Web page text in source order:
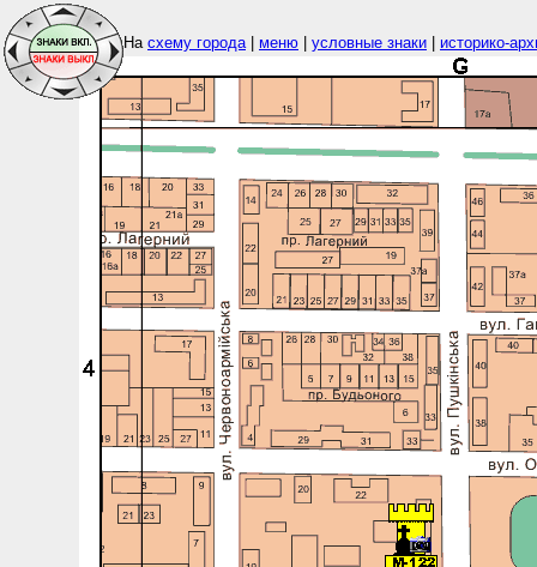
На схему города| меню условные знаки историко-